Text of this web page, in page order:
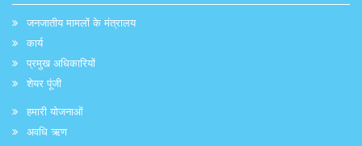
जनजातीय मामलों के मंत्रालय
कार्य
प्रमुख अधिकारियों
शेयर पूंजी
हमारी योजनाओं
अवधि ऋण